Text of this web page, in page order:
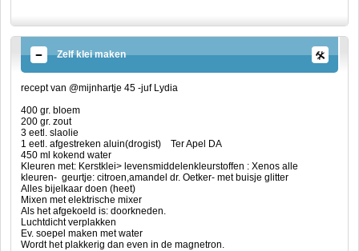
Zelf klei maken
recept van @mijnhartje 45 -juf Lydia
400 gr. bloem
200 gr. zout
3 eetl. slaolie
1 eetl. afgestreken aluin(drogist) Ter Apel DA
450 ml kokend water
Kleuren met: Kerstklei> levensmiddelenkleurstoffen : Xenos alle
kleuren- geurtje: citroen,amandel dr. Oetker- met buisje glitter
Alles bijelkaar doen (heet)
Mixen met elektrische mixer
Als het afgekoeld is: doorkneden.
Luchtdicht verplakken
Ev. soepel maken met water
Wordt het plakkerig dan even in de magnetron.